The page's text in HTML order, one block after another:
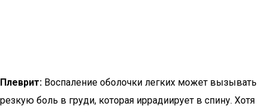
Плеврит: Воспаление оболочки легких может вызывать
резкую боль в груди, которая иррадиирует в спину. Хотя